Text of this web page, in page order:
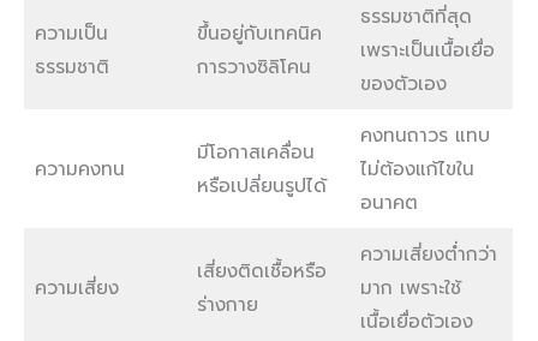
ความเป็น
ธรรมชาติ
ขึ้นอยู่กับเทคนิค
การวางซิลิโคน
ธรรมชาติที่สุด
เพราะเป็นเนื้อเยื่อ
ของตัวเอง
ความคงทน
มีโอกาสเคลื่อน
หรือเปลี่ยนรูปได้
คงทนถาวร แทบ
ไม่ต้องแก้ไขใน
อนาคต
ความเสี่ยง
เสี่ยงติดเชื้อหรือ
ร่างกาย
ความเสี่ยงต่ำกว่า
มาก เพราะใช้
เนื้อเยื่อตัวเอง